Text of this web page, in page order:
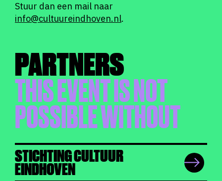
Stuur dan een mail naar
info@cultuureindhoven.nl.
PARTNERS
THIS EVENT IS NOT
POSSIBLE WITHOUT
STICHTING CULTUUR
EINDHOVEN